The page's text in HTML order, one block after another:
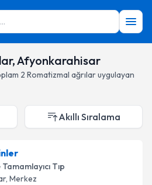
Afyonkarahisar
2 Romatizmal ağrılaruygulayan
Akıllı Sıralama
Tıp
, Merkez